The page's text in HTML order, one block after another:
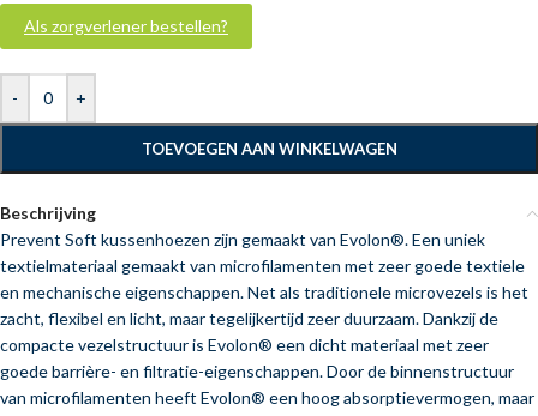
- +
TOEVOEGEN AAN WINKELWAGEN
Als zorgverlener bestellen?
Beschrijving
Prevent Soft kussenhoezen zijn gemaakt van Evolon®. Een uniek
textielmateriaal gemaakt van microfilamenten met zeer goede textiele
en mechanische eigenschappen. Net als traditionele microvezels is het
zacht, flexibel en licht, maar tegelijkertijd zeer duurzaam. Dankzij de
compacte vezelstructuur is Evolon® een dicht materiaal met zeer
goede barrière- en filtratie-eigenschappen. Door de binnenstructuur
van microfilamenten heeft Evolon® een hoog absorptievermogen, maar